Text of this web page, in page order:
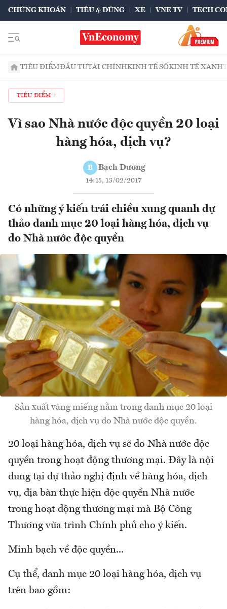
CHỨNG KHOÁN TIÊU & DÙNG XE VNE TV TECH
TIÊU ĐIỂMĐẦU TƯTÀI CHÍNHKINH TẾ SỐKINH TẾ XANH
TIÊU ĐIỂM
Vì sao Nhà nước độc quyền 20 loại
hàng hóa, dịch vụ?
B Bạch Dương
14:15, 13/02/2017
Có những ý kiến trái chiều xung quanh dự
thảo danh mục 20 loại hàng hóa, dịch vụ
do Nhà nước độc quyền
Sản xuất vàng miếng nằm trong danh mục 20 loại
hàng hóa, dịch vụ do Nhà nước độc quyền.
20 loại hàng hóa, dịch vụ sẽ do Nhà nước độc
quyền trong hoạt động thương mại. Đây là nội
dung tại dự thảo nghị định về hàng hóa, dịch
vụ, địa bàn thực hiện độc quyền Nhà nước
trong hoạt động thương mại mà Bộ Công
Thương vừa trình Chính phủ cho ý kiến.
Minh bạch về độc quyền...
Cụ thể, danh mục 20 loại hàng hóa, dịch vụ
trên bao gồm: